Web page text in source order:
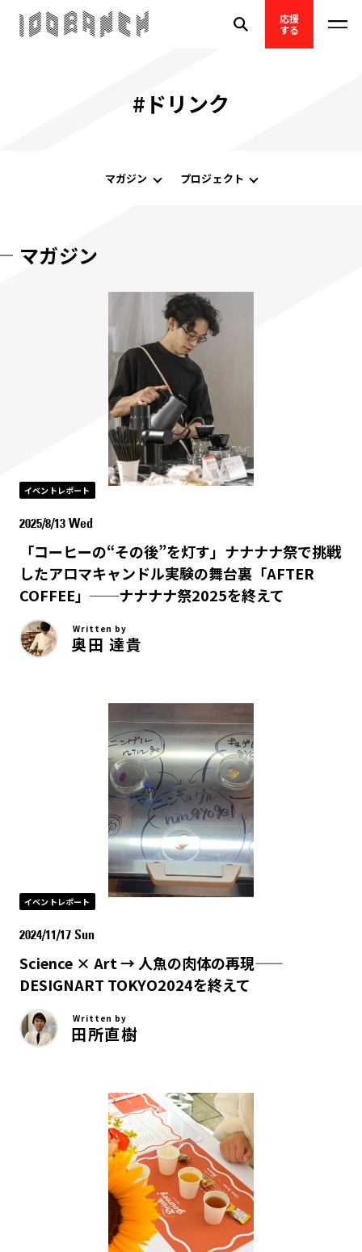
応援
する
#ドリンク
マガジン プロジェクト
マガジン
イベントレポート
2025/8/13 Wed
「コーヒーの“その後”を灯す」ナナナナ祭で挑戦
したアロマキャンドル実験の舞台裏「AFTER
COFFEE」──ナナナナ祭2025を終えて
Written by
奥田 達貴
イベントレポート
2024/11/17 Sun
Science × Art → 人魚の肉体の再現——
DESIGNART TOKYO2024を終えて
Written by
田所直樹